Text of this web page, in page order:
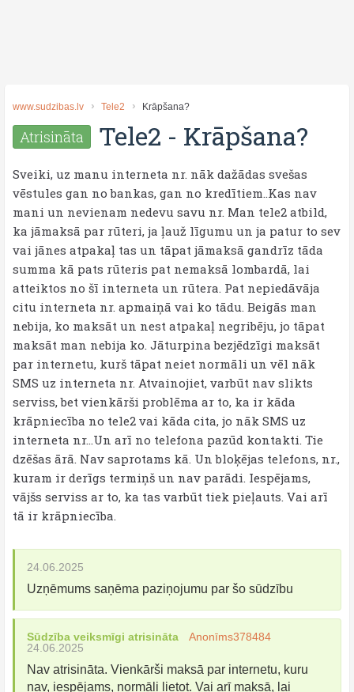
www.sudzibas.lv Tele2 Krāpšana?
Atrisināta Tele2 - Krāpšana?
Sveiki, uz manu interneta nr. nāk dažādas svešas
vēstules gan no bankas, gan no kredītiem..Kas nav
mani un nevienam nedevu savu nr. Man tele2 atbild,
ka jāmaksā par rūteri, ja ļauž līgumu un ja patur to sev
vai jānes atpakaļ tas un tāpat jāmaksā gandrīz tāda
summa kā pats rūteris pat nemaksā lombardā, lai
atteiktos no šī interneta un rūtera. Pat nepiedāvāja
citu interneta nr. apmaiņā vai ko tādu. Beigās man
nebija, ko maksāt un nest atpakaļ negribēju, jo tāpat
maksāt man nebija ko. Jāturpina bezjēdzīgi maksāt
par internetu, kurš tāpat neiet normāli un vēl nāk
SMS uz interneta nr. Atvainojiet, varbūt nav slikts
serviss, bet vienkārši problēma ar to, ka ir kāda
krāpniecība no tele2 vai kāda cita, jo nāk SMS uz
interneta nr...Un arī no telefona pazūd kontakti. Tie
dzēšas ārā. Nav saprotams kā. Un bloķējas telefons, nr.,
kuram ir derīgs termiņš un nav parādi. Iespējams,
vājšs serviss ar to, ka tas varbūt tiek pieļauts. Vai arī
tā ir krāpniecība.
24.06.2025
Uzņēmums saņēma paziņojumu par šo sūdzību
Sūdzība veiksmīgi atrisināta
Anonīms378484
24.06.2025
Nav atrisināta. Vienkārši maksā par internetu, kuru
nav, iespējams, normāli lietot. Vai arī maksā, lai